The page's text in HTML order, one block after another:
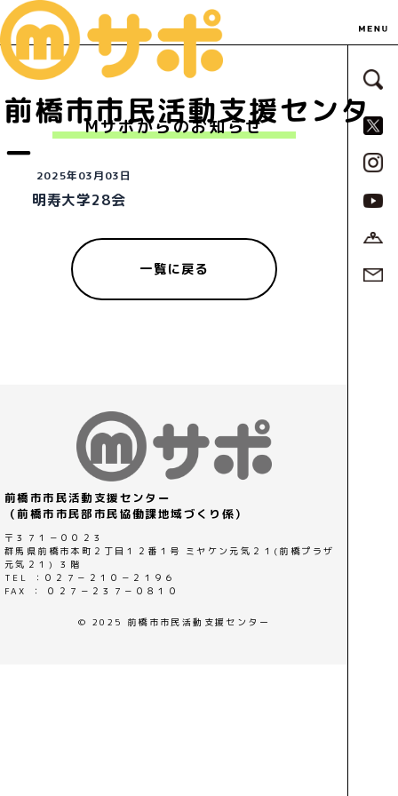
前橋市市民活動支援センタ
ー
サ
Mサポからのお知らせ
2025年03月03日
明寿大学28会
一覧に戻る
前橋市市民活動支援センター
（前橋市市民部市民協働課地域づくり係）
〒３７１－００２３
群馬県前橋市本町２丁目１２番１号 ミヤケン元気２１(前橋プラザ
元気２１) ３階
TEL ：０２７－２１０－２１９６
FAX ： ０２７－２３７－０８１０
© 2025 前橋市市民活動支援センター